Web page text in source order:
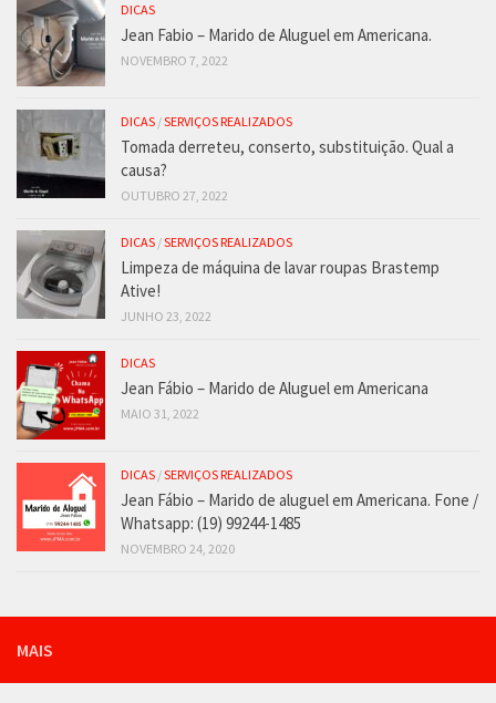
DICAS
Jean Fabio – Marido de Aluguel em Americana.
NOVEMBRO 7, 2022
DICAS /SERVIÇOS REALIZADOS
Tomada derreteu, conserto, substituição. Qual a
causa?
OUTUBRO 27, 2022
DICAS /SERVIÇOS REALIZADOS
Limpeza de máquina de lavar roupas Brastemp
Ative!
JUNHO 23, 2022
DICAS
Jean Fábio – Marido de Aluguel em Americana
MAIO 31, 2022
DICAS /SERVIÇOS REALIZADOS
Jean Fábio – Marido de aluguel em Americana. Fone /
Whatsapp: (19) 99244-1485
NOVEMBRO 24, 2020
MAIS